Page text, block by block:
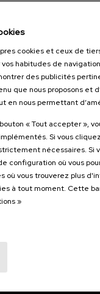
y
€
cookies et ceux de
habitudes de
des publicités
que nous proposons et
en nous permettant
« Tout accepter »,
Si vous
nécessaires. Si
configuration où vous
où vous trouverez plus
à tout moment. Cette
»